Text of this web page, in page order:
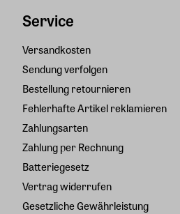
Service
Versandkosten
Sendung verfolgen
Bestellung retournieren
Fehlerhafte Artikel reklamieren
Zahlungsarten
Zahlung per Rechnung
Batteriegesetz
Vertrag widerrufen
Gesetzliche Gewährleistung